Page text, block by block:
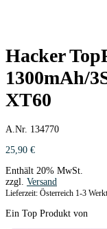
Hacker
1300mAh/
XT60
A.Nr. 134770
25,90 €
Enthält 20% MwSt.
zzgl. Versand
Lieferzeit: Österreich 1-3
Ein Top Produkt von